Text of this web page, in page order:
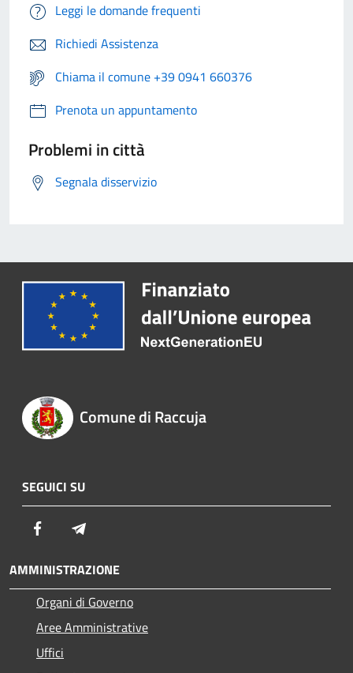
Leggi le domande frequenti
Richiedi Assistenza
Chiama il comune +39 0941 660376
Prenota un appuntamento
Problemi in città
Segnala disservizio
Comune di Raccuja
SEGUICI SU
Facebook
AMMINISTRAZIONE
Organi di Governo
Aree Amministrative
Uffici